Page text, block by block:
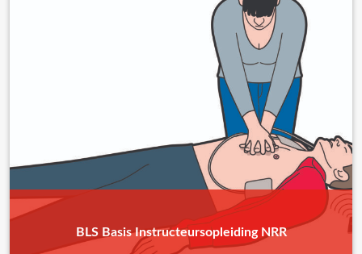
BLS Basis Instructeursopleiding NRR